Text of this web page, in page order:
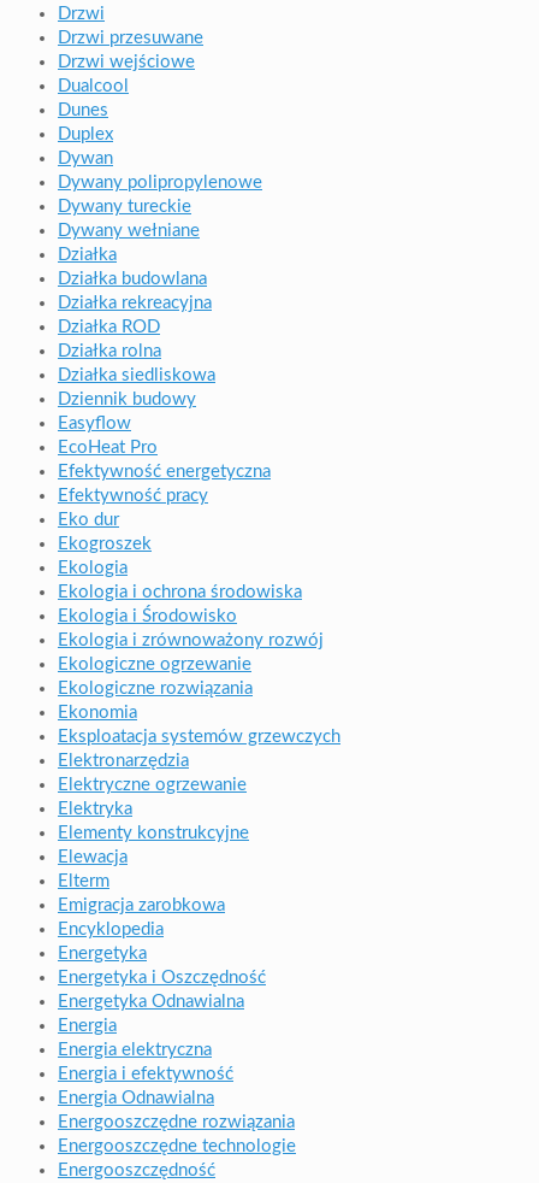
Drzwi
Drzwi przesuwane
Drzwi wejściowe
Dualcool
Dunes
Duplex
Dywan
Dywany polipropylenowe
Dywany tureckie
Dywany wełniane
Działka
Działka budowlana
Działka rekreacyjna
Działka ROD
Działka rolna
Działka siedliskowa
Dziennik budowy
Easyflow
EcoHeat Pro
Efektywność energetyczna
Efektywność pracy
Eko dur
Ekogroszek
Ekologia
Ekologia i ochrona środowiska
Ekologia i Środowisko
Ekologia i zrównoważony rozwój
Ekologiczne ogrzewanie
Ekologiczne rozwiązania
Ekonomia
Eksploatacja systemów grzewczych
Elektronarzędzia
Elektryczne ogrzewanie
Elektryka
Elementy konstrukcyjne
Elewacja
Elterm
Emigracja zarobkowa
Encyklopedia
Energetyka
Energetyka i Oszczędność
Energetyka Odnawialna
Energia
Energia elektryczna
Energia i efektywność
Energia Odnawialna
Energooszczędne rozwiązania
Energooszczędne technologie
Energooszczędność